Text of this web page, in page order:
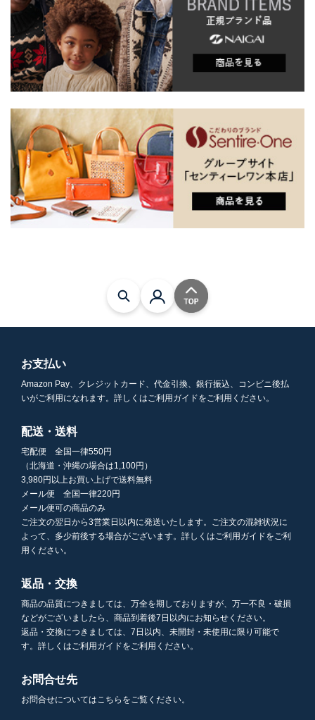
お支払い
Amazon Pay、クレジットカード、代金引換、銀行振込、コンビニ後払
いがご利用になれます。詳しくはご利用ガイドをご利用ください。
配送・送料
宅配便 全国一律550円
（北海道・沖縄の場合は1,100円）
3,980円以上お買い上げで送料無料
メール便 全国一律220円
メール便可の商品のみ
ご注文の翌日から3営業日以内に発送いたします。ご注文の混雑状況に
よって、多少前後する場合がございます。詳しくはご利用ガイドをご利
用ください。
返品・交換
商品の品質につきましては、万全を期しておりますが、万一不良・破損
などがございましたら、商品到着後7日以内にお知らせください。
返品・交換につきましては、7日以内、未開封・未使用に限り可能で
す。詳しくはご利用ガイドをご利用ください。
お問合せ先
お問合せについてはこちらをご覧ください。